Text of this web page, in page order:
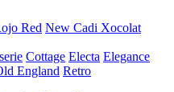
Red New Cadi Xocolat
Cottage Electa Elegance
England Retro